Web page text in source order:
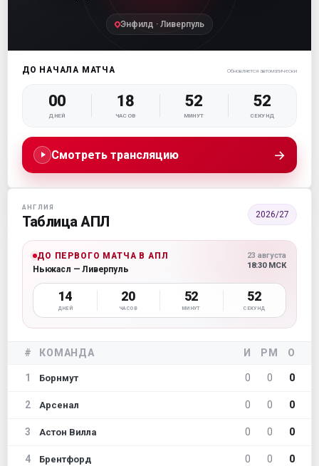
Энфилд · Ливерпуль
ДО НАЧАЛА МАТЧА Обновляется автоматически
00
ДНЕЙ
18
ЧАСОВ
52
МИНУТ
52
СЕКУНД
Смотреть трансляцию →
АНГЛИЯ
Таблица АПЛ 2026/27
ДО ПЕРВОГО МАТЧА В АПЛ
Ньюкасл — Ливерпуль
23 августа
18:30 МСК
14
ДНЕЙ
20
ЧАСОВ
52
МИНУТ
52
СЕКУНД
# КОМАНДА И РМ О
1 Борнмут 0 0 0
2 Арсенал 0 0 0
3 Астон Вилла 0 0 0
4 Брентфорд 0 0 0